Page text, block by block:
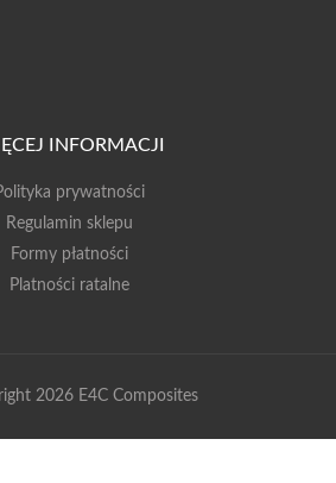
INFORMACJI
prywatności
Regulamin sklepu
Formy płatności
Platności ratalne
2026 E4C Composites